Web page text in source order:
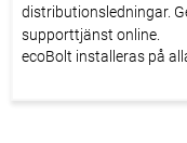
distributionsledningar.
supporttjänst online.
ecoBolt installeras på